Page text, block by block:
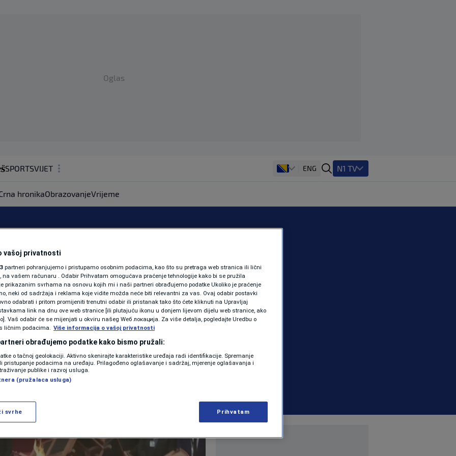
Oglas
SPORTSVIJET
ZDRAVLJE
SHOWBIZ
PODCAST
N1 SPECIJAL
FENOMENI
NEISTRAŽENO
VIRALNO
VIDEO
ENG N1 TV
hronikaObrazovanjeVrijeme
skupštini:
zapaliti
| REGIJA 0 komentara
Više
vašoj privatnosti
partneri pohranjujemo i pristupamo osobnim podacima, kao što su pretraga web stranica ili lični
na vašem računaru . Odabir Prihvatam omogućava praćenje tehnologije kako bi se pružila
prikazanim svrhama na osnovu kojih mi i naši partneri obrađujemo podatke Ukoliko je praćenje
neki od sadržaja i reklama koje vidite možda neće biti relevantni za vas. Ovaj odabir postavki
odabrati i pritom promijeniti trenutni odabir ili pristanak tako što ćete kliknuti na Upravljaj
link na dnu ove web stranice [ili plutajuću ikonu u donjem lijevom dijelu web stranice, ako
Vaš odabir će se mijenjati u okviru našeg Wеб локација. Za više detalja, pogledajte Uredbu o
ličnim podacima. Više informacija o vašoj privatnosti
obrađujemo podatke kako bismo pružali:
o tačnoj geolokaciji. Aktivno skenirajte karakteristike uređaja radi identifikacije. Spremanje
pristupanje podacima na uređaju. Prilagođeno oglašavanje i sadržaj, mjerenje oglašavanja i
publike i razvoj usluga.
(pružalaca usluga)
svrhe Prihvatam